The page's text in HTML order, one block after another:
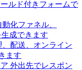
ルド付きフォームで
化ファネル、
生成できます
配送、オンライン
ます
外出先でレスポン